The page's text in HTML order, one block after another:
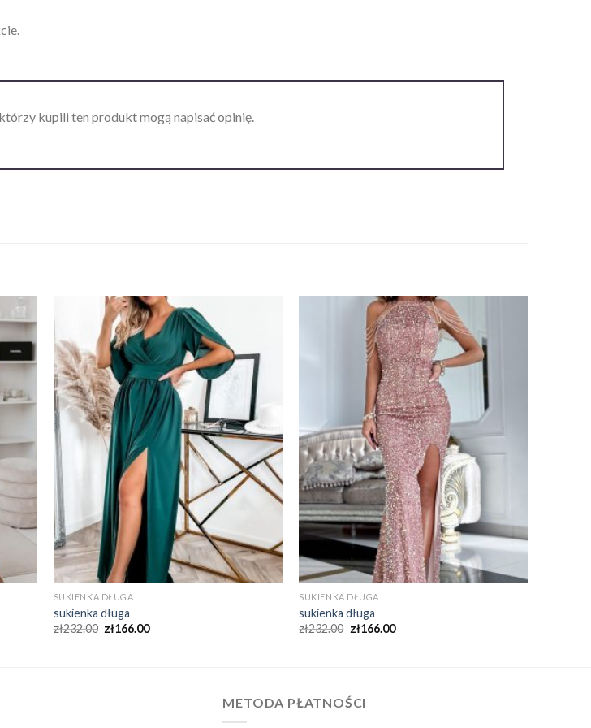
kupili ten produkt mogą napisać opinię.
SUKIENKA DŁUGA
sukienka długa
zł232.00 zł166.00
SUKIENKA DŁUGA
sukienka długa
zł232.00 zł166.00
METODA PŁATNOŚCI